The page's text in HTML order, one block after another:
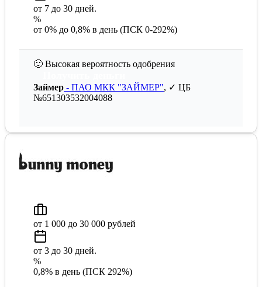
от 7 до 30 дней.
%
от 0% до 0,8% в день (ПСК 0-292%)
🙂 Высокая вероятность одобрения
Займер - ПАО МКК "ЗАЙМЕР", ✓ ЦБ
№651303532004088
от 1 000 до 30 000 рублей
от 3 до 30 дней.
%
0,8% в день (ПСК 292%)